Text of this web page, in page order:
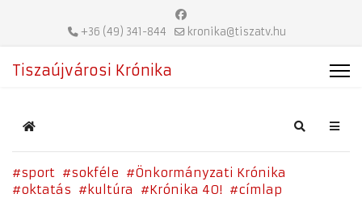
+36 (49) 341-844 kronika@tiszatv.hu
Tiszaújvárosi Krónika
Home Search
sport sokféle
Önkormányzati Krónika
oktatás
kultúra Krónika 40!
címlap